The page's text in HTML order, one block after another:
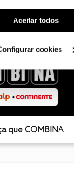
anúncios
personalizada).
clicando em "
Aceitar todos
cookies
que COMBINA